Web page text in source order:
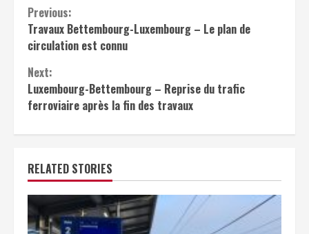
Continue
Reading
Previous:
Travaux Bettembourg-Luxembourg – Le plan de
circulation est connu
Next:
Luxembourg-Bettembourg – Reprise du trafic
ferroviaire après la fin des travaux
RELATED STORIES